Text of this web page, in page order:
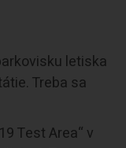
letiska
Treba sa
Test Area“ v